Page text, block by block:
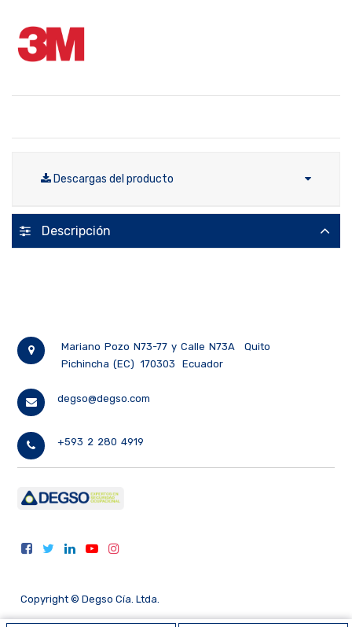
Descargas del producto
Descripción
Mariano Pozo N73-77 y Calle N73A
Quito
Pichincha (EC)
170303 Ecuador
degso@degso.com
+593 2 280 4919
Copyright © Degso Cía. Ltda.